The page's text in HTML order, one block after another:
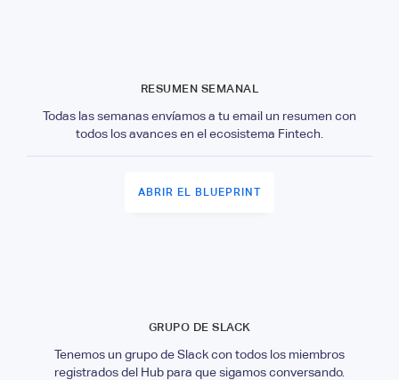
RESUMEN SEMANAL
Todas las semanas envíamos a tu email un resumen con
todos los avances en el ecosistema Fintech.
ABRIR EL BLUEPRINT
GRUPO DE SLACK
Tenemos un grupo de Slack con todos los miembros
registrados del Hub para que sigamos conversando.